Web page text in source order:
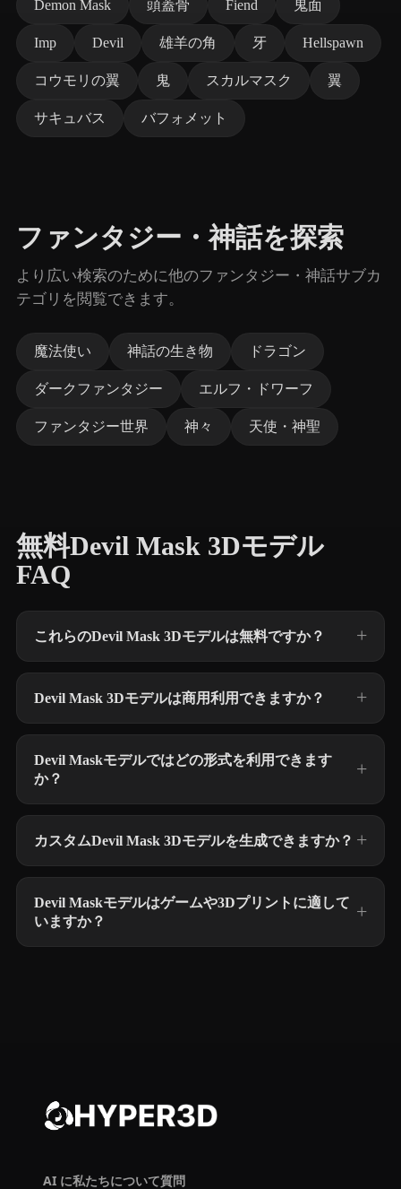
Demon Mask 頭蓋骨 Fiend 鬼面
Imp Devil 雄羊の角 牙 Hellspawn
コウモリの翼 鬼 スカルマスク 翼
サキュバス バフォメット
ファンタジー・神話を探索
より広い検索のために他のファンタジー・神話サブカ
テゴリを閲覧できます。
魔法使い 神話の生き物 ドラゴン
ダークファンタジー エルフ・ドワーフ
ファンタジー世界 神々 天使・神聖
無料Devil Mask 3Dモデル
FAQ
これらのDevil Mask 3Dモデルは無料ですか？
Devil Mask 3Dモデルは商用利用できますか？
Devil Maskモデルではどの形式を利用できます
か？
カスタムDevil Mask 3Dモデルを生成できますか？
Devil Maskモデルはゲームや3Dプリントに適して
いますか？
AI に私たちについて質問